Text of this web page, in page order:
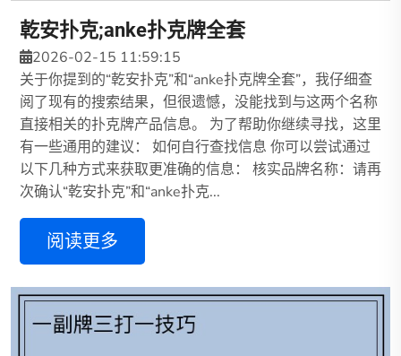
乾安扑克;anke扑克牌全套
2026-02-15 11:59:15
关于你提到的“乾安扑克”和“anke扑克牌全套”，我仔细查
阅了现有的搜索结果，但很遗憾，没能找到与这两个名称
直接相关的扑克牌产品信息。 为了帮助你继续寻找，这里
有一些通用的建议： 如何自行查找信息 你可以尝试通过
以下几种方式来获取更准确的信息： 核实品牌名称：请再
次确认“乾安扑克”和“anke扑克...
阅读更多